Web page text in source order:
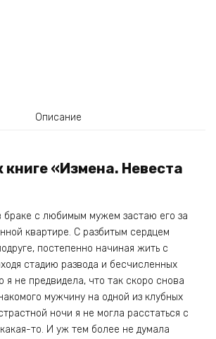
Описание
книге «Измена. Невеста
браке с любимым мужем застаю его за
квартире. С разбитым сердцем
постепенно начиная жить с
стадию развода и бесчисленных
я не предвидела, что так скоро снова
мужчину на одной из клубных
ночи я не могла расстаться с
то. И уж тем более не думала